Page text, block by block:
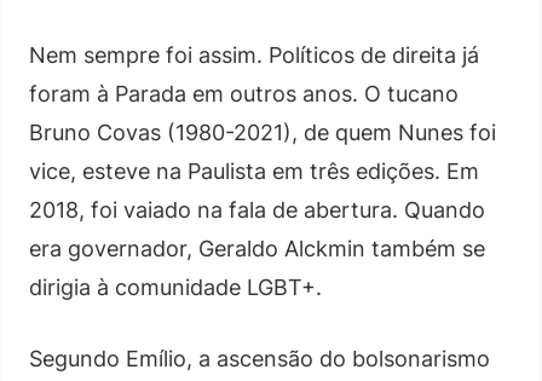
Nem sempre foi assim. Políticos de direita já
foram à Parada em outros anos. O tucano
Bruno Covas (1980-2021), de quem Nunes foi
vice, esteve na Paulista em três edições. Em
2018, foi vaiado na fala de abertura. Quando
era governador, Geraldo Alckmin também se
dirigia à comunidade LGBT+.
Segundo Emílio, a ascensão do bolsonarismo